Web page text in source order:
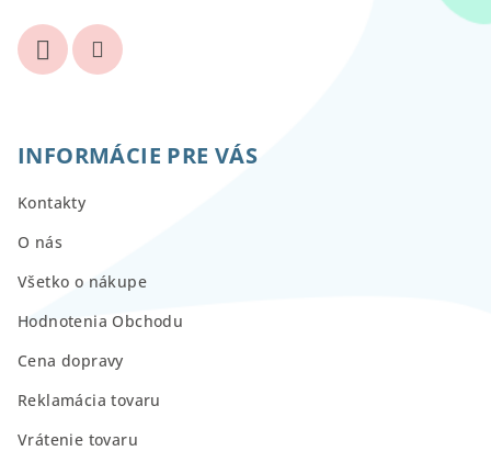
INFORMÁCIE PRE VÁS
Kontakty
O nás
Všetko o nákupe
Hodnotenia Obchodu
Cena dopravy
Reklamácia tovaru
Vrátenie tovaru